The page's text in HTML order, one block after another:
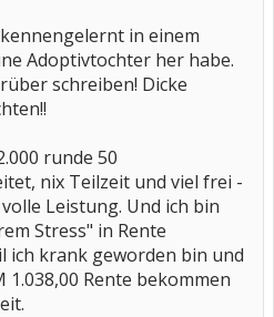
in einem
Adoptivtochter her habe.
schreiben! Dicke
runde 50
nix Teilzeit und viel frei -
Leistung. Und ich bin
Stress" in Rente
ich krank geworden bin und
Rente bekommen